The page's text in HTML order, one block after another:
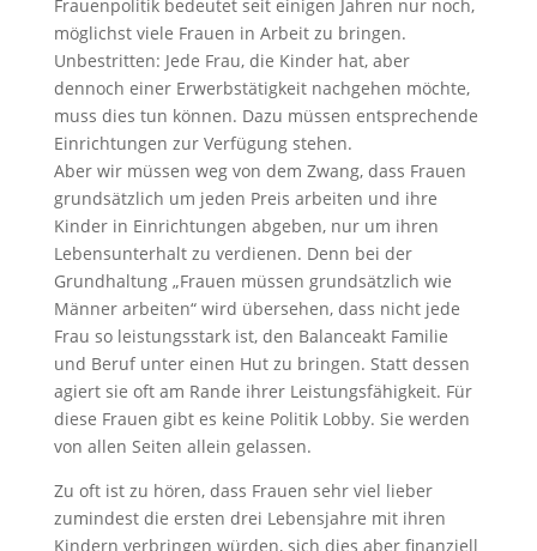
Frauenpolitik bedeutet seit einigen Jahren nur noch,
möglichst viele Frauen in Arbeit zu bringen.
Unbestritten: Jede Frau, die Kinder hat, aber
dennoch einer Erwerbstätigkeit nachgehen möchte,
muss dies tun können. Dazu müssen entsprechende
Einrichtungen zur Verfügung stehen.
Aber wir müssen weg von dem Zwang, dass Frauen
grundsätzlich um jeden Preis arbeiten und ihre
Kinder in Einrichtungen abgeben, nur um ihren
Lebensunterhalt zu verdienen. Denn bei der
Grundhaltung „Frauen müssen grundsätzlich wie
Männer arbeiten“ wird übersehen, dass nicht jede
Frau so leistungsstark ist, den Balanceakt Familie
und Beruf unter einen Hut zu bringen. Statt dessen
agiert sie oft am Rande ihrer Leistungsfähigkeit. Für
diese Frauen gibt es keine Politik Lobby. Sie werden
von allen Seiten allein gelassen.
Zu oft ist zu hören, dass Frauen sehr viel lieber
zumindest die ersten drei Lebensjahre mit ihren
Kindern verbringen würden, sich dies aber finanziell